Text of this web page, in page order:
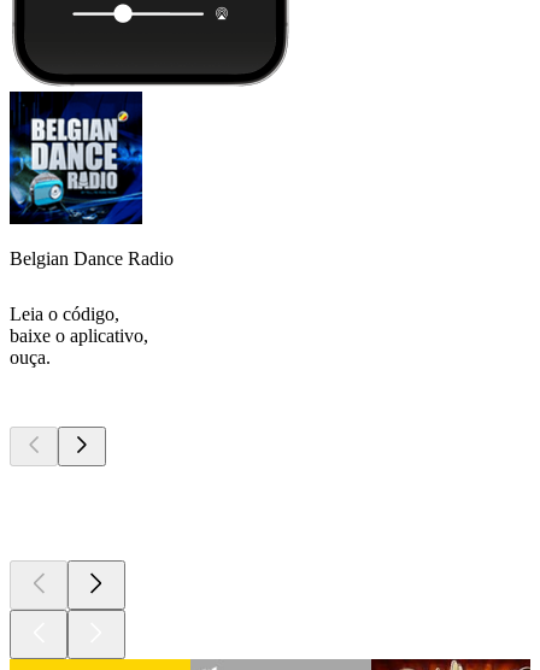
Belgian Dance Radio
Leia o código,
baixe o aplicativo,
ouça.